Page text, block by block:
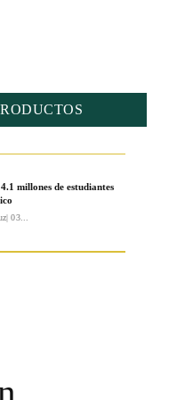
millones de estudiantes
03...